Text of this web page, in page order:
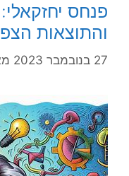
פנחס
והתוצאות
27 בנובמבר 2023